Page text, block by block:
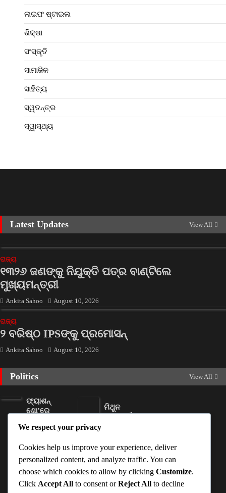
ଲାଇଫ ଷ୍ଟାଇଲ
ଶିକ୍ଷା
ସଂସ୍କୃତି
ସାମାଜିକ
ସାହିତ୍ୟ
ସ୍ୱତନ୍ତ୍ର
ସ୍ୱାସ୍ଥ୍ୟ
Latest Updates View All
ରାଜ୍ୟ
୧୩୨୬ ଜଣଙ୍କୁ ନିଯୁକ୍ତି ପତ୍ର ବାଣ୍ଟିଲେ
ମୁଖ୍ୟମନ୍ତ୍ରୀ
Ankita Sahoo August 10, 2026
ରାଜ୍ୟ
୨ ବରିଷ୍ଠ IPSଙ୍କୁ ପ୍ରମୋସନ୍
Ankita Sahoo August 10, 2026
Politics View All
ଫ୍ୟାଶନ୍‌
ଶୋ’ରେ
ଓଡ଼ିଶାର
ମିଥୁନ
ର ଶେଷ
D Dash
August 8,
2026
We respect your privacy
Cookies help us improve your experience, deliver
personalized content, and analyze traffic. You can
choose which cookies to allow by clicking Customize.
Click Accept All to consent orReject All to decline